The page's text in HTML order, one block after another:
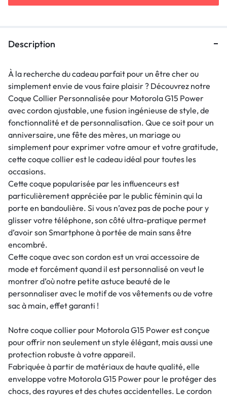
Description
À la recherche du cadeau parfait pour un être cher ou
simplement envie de vous faire plaisir ? Découvrez notre
Coque Collier Personnalisée pour Motorola G15 Power
avec cordon ajustable, une fusion ingénieuse de style, de
fonctionnalité et de personnalisation. Que ce soit pour un
anniversaire, une fête des mères, un mariage ou
simplement pour exprimer votre amour et votre gratitude,
cette coque collier est le cadeau idéal pour toutes les
occasions.
Cette coque popularisée par les influenceurs est
particulièrement appréciée par le public féminin qui la
porte en bandoulière. Si vous n’avez pas de poche pour y
glisser votre téléphone, son côté ultra-pratique permet
d’avoir son Smartphone à portée de main sans être
encombré.
Cette coque avec son cordon est un vrai accessoire de
mode et forcément quand il est personnalisé on veut le
montrer d’où notre petite astuce beauté de le
personnaliser avec le motif de vos vêtements ou de votre
sac à main, effet garanti !
Notre coque collier pour Motorola G15 Power est conçue
pour offrir non seulement un style élégant, mais aussi une
protection robuste à votre appareil.
Fabriquée à partir de matériaux de haute qualité, elle
enveloppe votre Motorola G15 Power pour le protéger des
chocs, des rayures et des chutes accidentelles. Le cordon